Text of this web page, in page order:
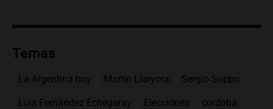
Temas
La Argentina hoy Martín Llaryora Sergio Suppo
Luis Fernández Echegaray Elecciones cordoba